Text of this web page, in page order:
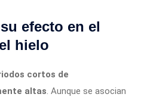
efecto en el
hielo
cortos de
altas. Aunque se asocian